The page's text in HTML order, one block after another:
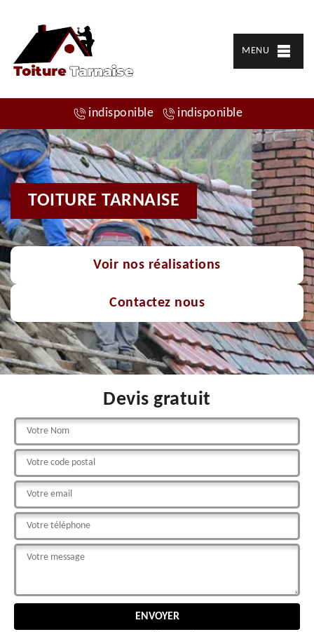
MENU
indisponible indisponible
TOITURE TARNAISE
Voir nos réalisations
Contactez nous
Devis gratuit